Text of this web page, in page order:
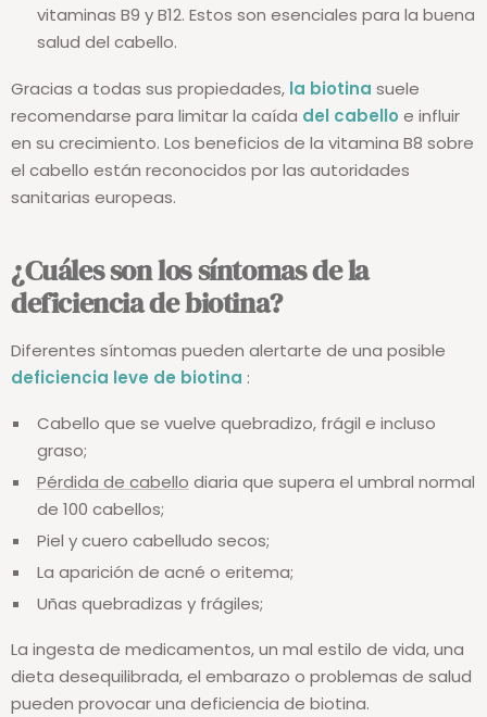
vitaminas B9 y B12. Estos son esenciales para la buena
salud del cabello.
Gracias a todas sus propiedades, la biotina suele
recomendarse para limitar la caída del cabello e influir
en su crecimiento. Los beneficios de la vitamina B8 sobre
el cabello están reconocidos por las autoridades
sanitarias europeas.
¿Cuáles son los síntomas de la
deficiencia de biotina?
Diferentes síntomas pueden alertarte de una posible
deficiencia leve de biotina :
Cabello que se vuelve quebradizo, frágil e incluso
graso;
Pérdida de cabello diaria que supera el umbral normal
de 100 cabellos;
Piel y cuero cabelludo secos;
La aparición de acné o eritema;
Uñas quebradizas y frágiles;
La ingesta de medicamentos, un mal estilo de vida, una
dieta desequilibrada, el embarazo o problemas de salud
pueden provocar una deficiencia de biotina.